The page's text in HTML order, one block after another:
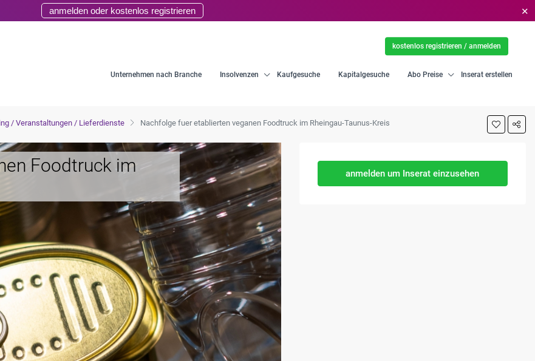
anmelden oder kostenlos registrieren ✕
Unternehmen nach Branche Insolvenzen Kaufgesuche Kapitalgesuche Abo Preise Inserat erstellen
kostenlos registrieren / anmelden
/ Veranstaltungen / Lieferdienste Nachfolge fuer etablierten veganen Foodtruck im Rheingau-Taunus-Kreis
Foodtruck im
anmelden um Inserat einzusehen